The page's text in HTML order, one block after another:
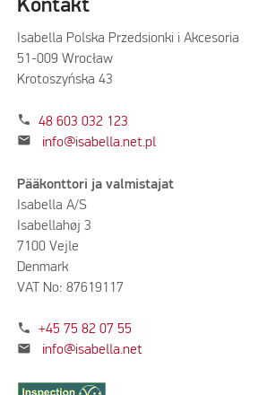
Kontakt
Isabella Polska Przedsionki i Akcesoria
51-009 Wrocław
Krotoszyńska 43
phone 48 603 032 123
mail info@isabella.net.pl
Pääkonttori ja valmistajat
Isabella A/S
Isabellahøj 3
7100 Vejle
Denmark
VAT No: 87619117
phone +45 75 82 07 55
mail info@isabella.net